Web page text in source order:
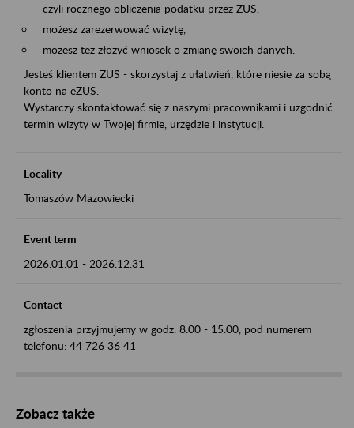
czyli rocznego obliczenia podatku przez ZUS,
możesz zarezerwować wizytę,
możesz też złożyć wniosek o zmianę swoich danych.
Jesteś klientem ZUS - skorzystaj z ułatwień, które niesie za sobą
konto na eZUS.
Wystarczy skontaktować się z naszymi pracownikami i uzgodnić
termin wizyty w Twojej firmie, urzędzie i instytucji.
Locality
Tomaszów Mazowiecki
Event term
2026.01.01 - 2026.12.31
Contact
zgłoszenia przyjmujemy w godz. 8:00 - 15:00, pod numerem
telefonu: 44 726 36 41
Zobacz także